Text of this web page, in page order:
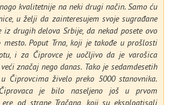
kvalitetnije na neki drugi način. Samo ću
u želji da zainteresujem svoje sugrađane
drugih delova Srbije, da nekad posete ovo
Poput Trna, koji je takođe u prošlosti
i za Čiprovce je uočljivo da je varošica
značaj nego danas. Tako je sedamdesetih
Čiprovcima živelo preko 5000 stanovnika.
je bilo naseljeno još u prvom
od strane Tračana, koji su eksploatisali